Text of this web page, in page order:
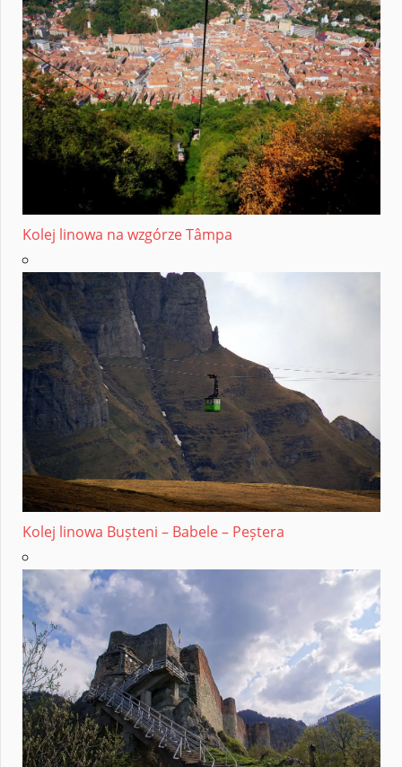
Kolej linowa na wzgórze Tâmpa
Kolej linowa Bușteni – Babele – Peștera